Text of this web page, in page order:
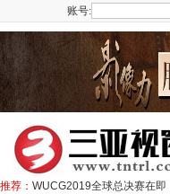
账号:
推荐： WUCG2019全球总决赛在即